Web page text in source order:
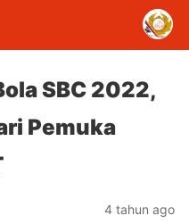
SBC 2022,
Pemuka
4 tahun ago